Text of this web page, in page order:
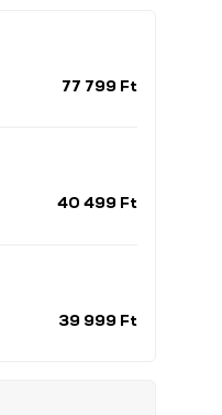
időszak
77 799 Ft
időszak
40 499 Ft
időszak
39 999 Ft